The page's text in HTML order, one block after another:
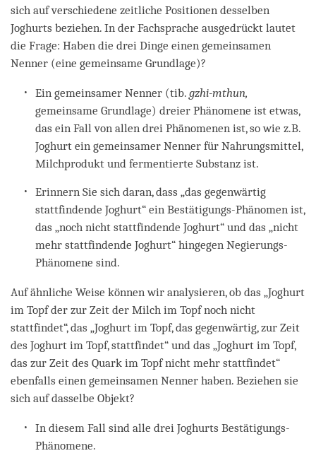
sich auf verschiedene zeitliche Positionen desselben
Joghurts beziehen. In der Fachsprache ausgedrückt lautet
die Frage: Haben die drei Dinge einen gemeinsamen
Nenner (eine gemeinsame Grundlage)?
Ein gemeinsamer Nenner (tib.gzhi-mthun,
gemeinsame Grundlage) dreier Phänomene ist etwas,
das ein Fall von allen drei Phänomenen ist, so wie z.B.
Joghurt ein gemeinsamer Nenner für Nahrungsmittel,
Milchprodukt und fermentierte Substanz ist.
Erinnern Sie sich daran, dass „das gegenwärtig
stattfindende Joghurt“ ein Bestätigungs-Phänomen ist,
das „noch nicht stattfindende Joghurt“ und das „nicht
mehr stattfindende Joghurt“ hingegen Negierungs-
Phänomene sind.
Auf ähnliche Weise können wir analysieren, ob das „Joghurt
im Topf der zur Zeit der Milch im Topf noch nicht
stattfindet“, das „Joghurt im Topf, das gegenwärtig, zur Zeit
des Joghurt im Topf, stattfindet“ und das „Joghurt im Topf,
das zur Zeit des Quark im Topf nicht mehr stattfindet“
ebenfalls einen gemeinsamen Nenner haben. Beziehen sie
sich auf dasselbe Objekt?
In diesem Fall sind alle drei Joghurts Bestätigungs-
Phänomene.